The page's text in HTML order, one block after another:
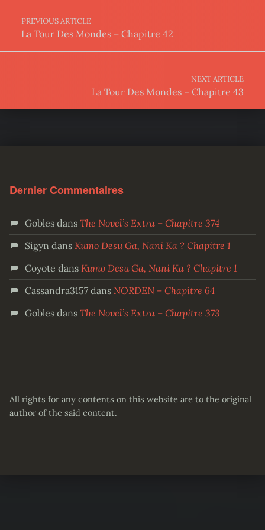
PREVIOUS ARTICLE
La Tour Des Mondes – Chapitre 42
NEXT ARTICLE
La Tour Des Mondes – Chapitre 43
Dernier Commentaires
Goblesdans The Novel’s Extra – Chapitre 374
Sigyn dans Kumo Desu Ga, Nani Ka ? Chapitre 1
Coyote dans Kumo Desu Ga, Nani Ka ? Chapitre 1
Cassandra3157dans NORDEN – Chapitre 64
Goblesdans The Novel’s Extra – Chapitre 373
All rights for any contents on this website are to the original
author of the said content.